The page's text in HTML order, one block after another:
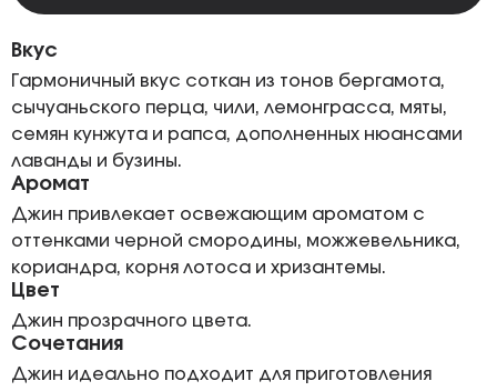
Вкус
Гармоничный вкус соткан из тонов бергамота,
сычуаньского перца, чили, лемонграсса, мяты,
семян кунжута и рапса, дополненных нюансами
лаванды и бузины.
Аромат
Джин привлекает освежающим ароматом с
оттенками черной смородины, можжевельника,
кориандра, корня лотоса и хризантемы.
Цвет
Джин прозрачного цвета.
Сочетания
Джин идеально подходит для приготовления